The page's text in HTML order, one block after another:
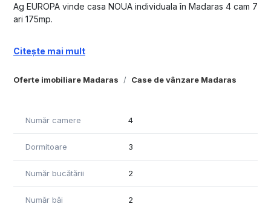
Oferte imobiliare Madaras Case de vânzare Madaras
Ag EUROPA vinde casa NOUA individuala în Madaras 4 cam 7
ari 175mp.
Citește mai mult
Număr camere 4
Dormitoare 3
Număr bucătării 2
Număr băi 2